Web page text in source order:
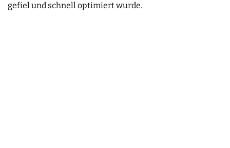
gefiel und schnell optimiert wurde.